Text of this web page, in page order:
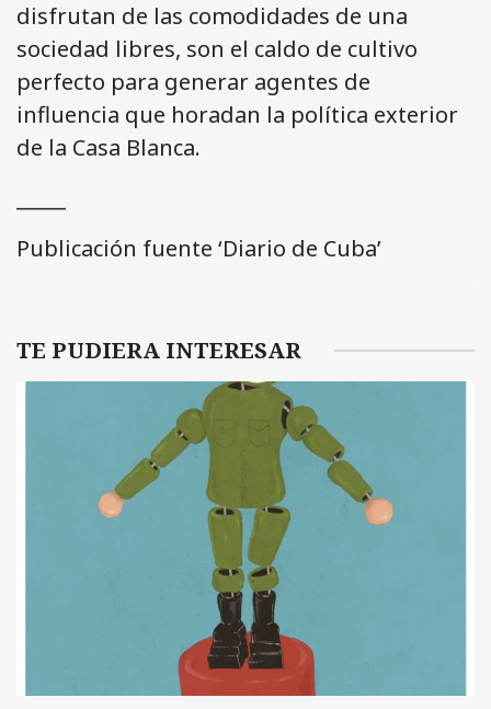
disfrutan de las comodidades de una
sociedad libres, son el caldo de cultivo
perfecto para generar agentes de
influencia que horadan la política exterior
de la Casa Blanca.
Publicación fuente ‘Diario de Cuba’
TE PUDIERA INTERESAR